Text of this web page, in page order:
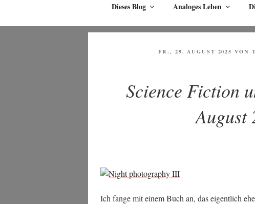
Dieses Blog Analoges Leben
VERÖFFENTLICHT
FR., 29. AUGUST 2025 VON
Science Fiction
August
Ich fan­ge mit einem Buch an, das eigent­lich